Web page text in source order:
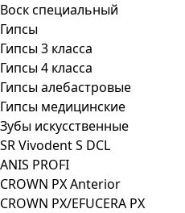
Воск специальный
Гипсы
Гипсы 3 класса
Гипсы 4 класса
Гипсы алебастровые
Гипсы медицинские
Зубы искусственные
SR Vivodent S DCL
ANIS PROFI
CROWN PX Anterior
CROWN PX/EFUCERA PX